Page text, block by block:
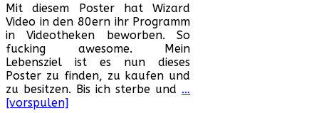
Video
präsentiert
ihr
Line-
Up!
Mit diesem Poster hat Wizard
Video in den 80ern ihr Programm
in Videotheken beworben. So
fucking awesome. Mein
Lebensziel ist es nun dieses
Poster zu finden, zu kaufen und
zu besitzen. Bis ich sterbe und …
[vorspulen]